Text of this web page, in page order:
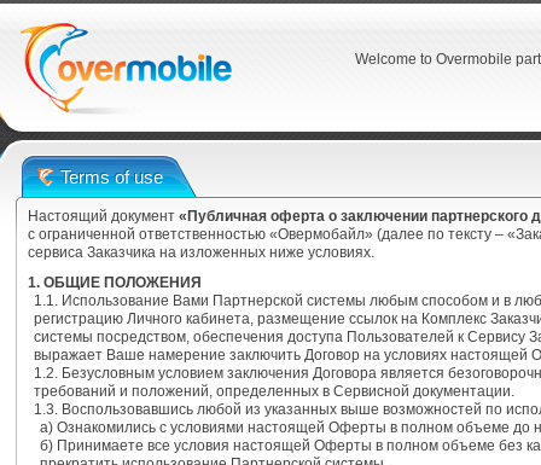
Welcome to Overmobile
Terms of use
Настоящий документ «Публичная оферта о заключении партнерского
с ограниченной ответственностью «Овермобайл» (далее по тексту –
сервиса Заказчика на изложенных ниже условиях.
1. ОБЩИЕ ПОЛОЖЕНИЯ
1.1. Использование Вами Партнерской системы любым способом и в
регистрацию Личного кабинета, размещение ссылок на Комплекс
системы посредством, обеспечения доступа Пользователей к Сервису
выражает Ваше намерение заключить Договор на условиях настоящей
1.2. Безусловным условием заключения Договора является
требований и положений, определенных в Сервисной документации.
1.3. Воспользовавшись любой из указанных выше возможностей по
а) Ознакомились с условиями настоящей Оферты в полном объеме до
б) Принимаете все условия настоящей Оферты в полном объеме без